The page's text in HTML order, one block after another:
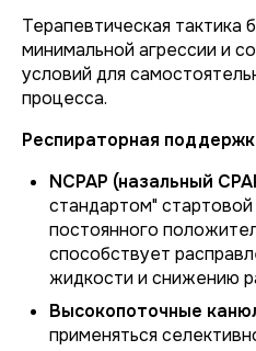
Терапевтическая тактика
минимальной агрессии и
условий для
процесса.
Респираторная
NCPAP (назальный
стандартом"
постоянного
способствует
жидкости и снижению
Высокопоточные
применяться